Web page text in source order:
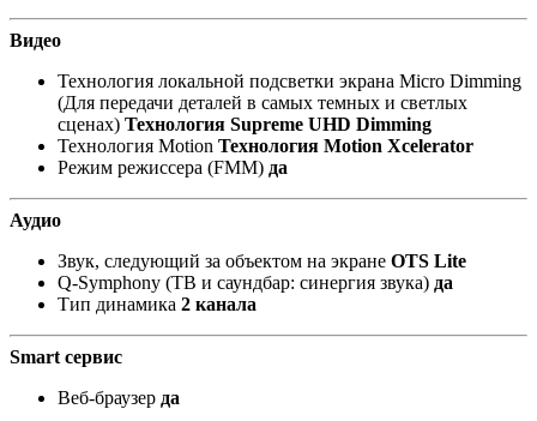
Видео
Технология локальной подсветки экрана Micro Dimming
(Для передачи деталей в самых темных и светлых
сценах) Технология Supreme UHD Dimming
Технология Motion Технология Motion Xcelerator
Режим режиссера (FMM) да
Аудио
Звук, следующий за объектом на экране OTS Lite
Q-Symphony (ТВ и саундбар: синергия звука) да
Тип динамика 2 канала
Smart сервис
Веб-браузер да